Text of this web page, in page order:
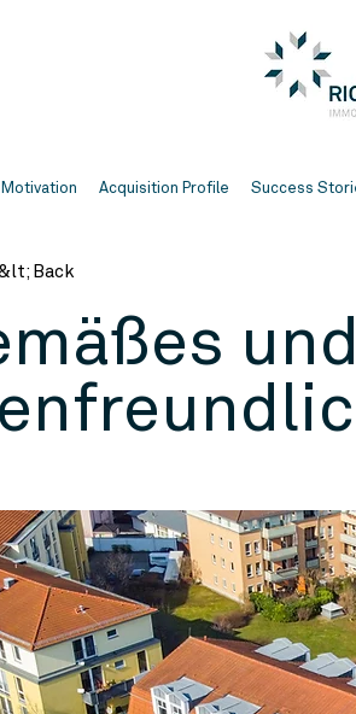
Motivation Acquisition Profile Success
Back